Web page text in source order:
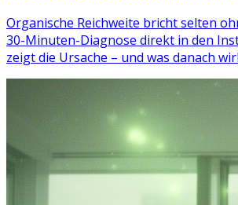
Organische Reichweite bricht selten
30-Minuten-Diagnose direkt in den
zeigt die Ursache – und was danach